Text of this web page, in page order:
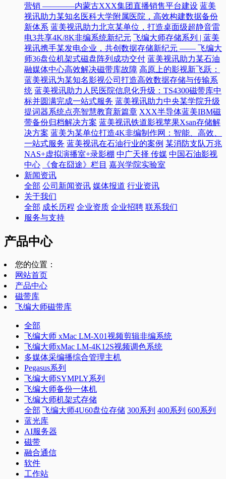
营销 ————内蒙古XXX集团直播销售平台建设 蓝美
视讯助力某知名医科大学附属医院，高效构建数据备份
新体系 蓝美视讯助力北京某单位，打造桌面级超静音雷
电3共享4K/8K非编系统新纪元 飞编大师存储系列 | 蓝美
视讯携手某发电企业，共创数据存储新纪元 —— 飞编大
师36盘位机架式磁盘阵列成功交付 蓝美视讯助力某石油
融媒体中心高效解决磁带库故障 高原上的影视新飞跃：
蓝美视讯为某知名影视公司打造高效数据存储与传输系
统 蓝美视讯助力人民医院信息化升级：TS4300磁带库中
标并圆满完成一站式服务 蓝美视讯助力中央某学院升级
提词器系统点亮智慧教育新篇章 XXX半导体蓝美IBM磁
带备份归档解决方案 蓝美视讯铁道影视苹果Xsan存储解
决方案 蓝美为某单位打造4K非编制作网：智能、高效、
一站式服务 蓝美视讯在石油行业的案例 某消防支队万兆
NAS+虚拟演播室+录影棚 中广天择 传媒 中国石油影视
中心
《食在囧途》栏目 嘉兴学院实验室
新闻资讯
全部 公司新闻资讯 媒体报道 行业资讯
关于我们
全部 成长历程 企业资质 企业招聘 联系我们
服务与支持
产品中心
您的位置：
网站首页
产品中心
磁带库
飞编大师磁带库
全部
飞编大师 xMac LM-X01视频剪辑非编系统
飞编大师xMac LM-4K12S视频调色系统
多媒体采编播综合管理主机
Pegasus系列
飞编大师SYMPLY系列
飞编大师备份一体机
飞编大师机架式存储
全部 飞编大师4U60盘位存储 300系列 400系列 600系列
蓝光库
AI服务器
磁带
融合通信
软件
工作站